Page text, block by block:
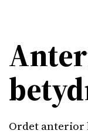
Ordet anterior